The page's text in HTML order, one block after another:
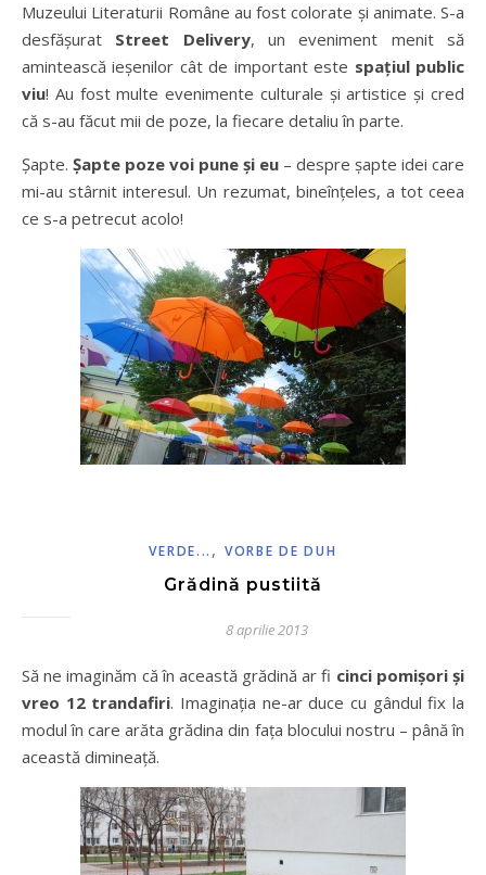
Muzeului Literaturii Române au fost colorate și animate. S-a
desfășurat Street Delivery, un eveniment menit să
amintească ieșenilor cât de important este spațiul public
viu! Au fost multe evenimente culturale și artistice și cred
că s-au făcut mii de poze, la fiecare detaliu în parte.
Șapte. Șapte poze voi pune și eu – despre șapte idei care
mi-au stârnit interesul. Un rezumat, bineînțeles, a tot ceea
ce s-a petrecut acolo!
VERDE... ,VORBE DE DUH
Grădină pustiită
8 aprilie 2013
Să ne imaginăm că în această grădină ar fi cinci pomișori și
vreo 12 trandafiri. Imaginația ne-ar duce cu gândul fix la
modul în care arăta grădina din fața blocului nostru – până în
această dimineață.